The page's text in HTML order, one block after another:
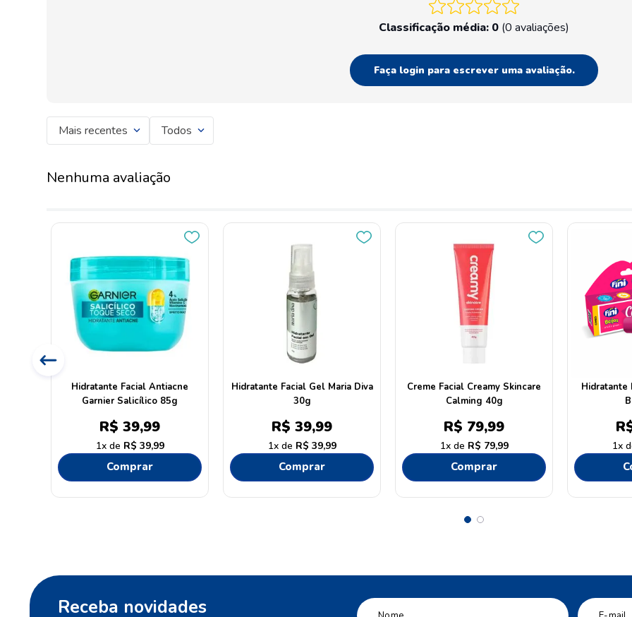
Classificação média: 0 (0 avaliações)
Faça login para escrever uma avaliação.
Mais recentes Todos
Nenhuma avaliação
Hidratante Facial Antiacne
Garnier Salicílico 85g
R$ 39,99
1 R$ 39,99
Comprar
Hidratante Facial Gel Maria Diva
30g
R$ 39,99
1 R$ 39,99
Comprar
Creme Facial Creamy Skincare
Calming 40g
R$ 79,99
1 R$ 79,99
Comprar
Hidratante
1
Receba novidades